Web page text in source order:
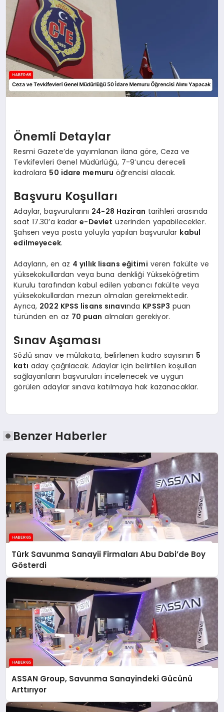
Önemli Detaylar
Resmi Gazete’de yayımlanan ilana göre, Ceza ve
Tevkifevleri Genel Müdürlüğü, 7-9’uncu dereceli
kadrolara 50 idare memuru öğrencisi alacak.
Başvuru Koşulları
Adaylar, başvurularını 24-28 Haziran tarihleri arasında
saat 17.30’a kadare-Devlet üzerinden yapabilecekler.
Şahsen veya posta yoluyla yapılan başvurular kabul
edilmeyecek.
Adayların, en az 4 yıllık lisans eğitimi veren fakülte ve
yüksekokullardan veya buna denkliği Yükseköğretim
Kurulu tarafından kabul edilen yabancı fakülte veya
yüksekokullardan mezun olmaları gerekmektedir.
Ayrıca, 2022 KPSS lisans sınavında KPSSP3 puan
türünden en az 70 puan almaları gerekiyor.
Sınav Aşaması
Sözlü sınav ve mülakata, belirlenen kadro sayısının 5
katı aday çağrılacak. Adaylar için belirtilen koşulları
sağlayanların başvuruları incelenecek ve uygun
görülen adaylar sınava katılmaya hak kazanacaklar.
Benzer Haberler
Türk Savunma Sanayii Firmaları Abu Dabi’de Boy
Gösterdi
ASSAN Group, Savunma Sanayindeki Gücünü
Arttırıyor